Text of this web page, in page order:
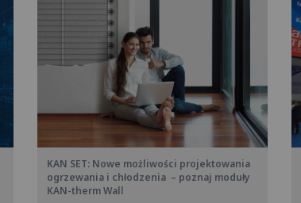
KAN SET: Nowe możliwości projektowania
ogrzewania i chłodzenia – poznaj moduły
KAN-therm Wall